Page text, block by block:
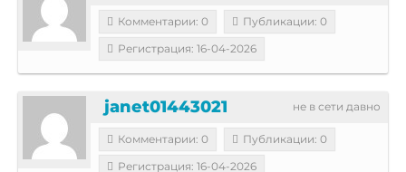
Комментарии: 0
Публикации: 0
Регистрация: 16-04-2026
не в сети давно
janet01443021
Комментарии: 0
Публикации: 0
Регистрация: 16-04-2026